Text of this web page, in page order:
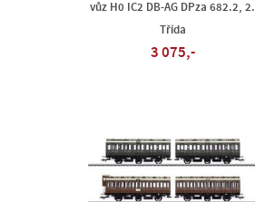
vůz H0 IC2 DB-AG DPza 682.2, 2.
Třída
3 075,-